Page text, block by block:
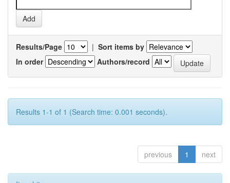
Results/Page | Sort items by
In order
Authors/record
Results 1-1 of 1 (Search time: 0.001 seconds).
previous 1 next